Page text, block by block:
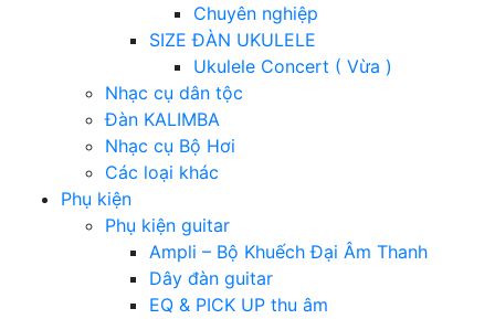
Chuyên nghiệp
SIZE ĐÀN UKULELE
Ukulele Concert ( Vừa )
Nhạc cụ dân tộc
Đàn KALIMBA
Nhạc cụ Bộ Hơi
Các loại khác
Phụ kiện
Phụ kiện guitar
Ampli – Bộ Khuếch Đại Âm Thanh
Dây đàn guitar
EQ & PICK UP thu âm